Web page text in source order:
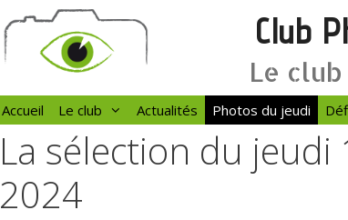
Club
Le
Accueil Le club Actualités Photos du jeudi
La sélection du
2024